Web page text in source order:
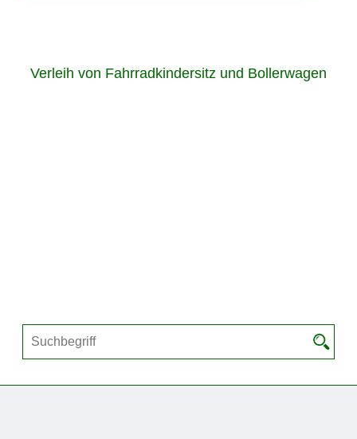
Verleih von Fahrradkindersitz und Bollerwagen